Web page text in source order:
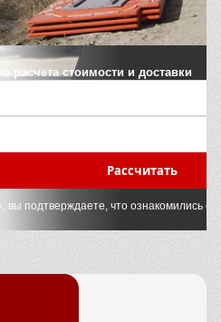
расчета стоимости и доставки
Рассчитать
вы подтверждаете, что ознакомились с